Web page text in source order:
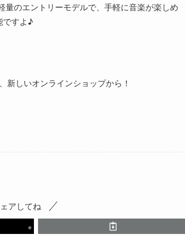
のエントリーモデルで、手軽に音楽が楽しめ
ですよ♪
しいオンラインショップから！
アしてね